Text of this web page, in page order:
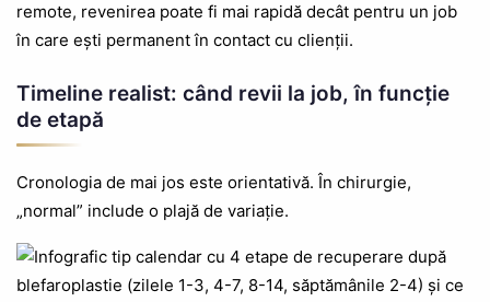
remote, revenirea poate fi mai rapidă decât pentru un job
în care ești permanent în contact cu clienții.
Timeline realist: când revii la job, în funcție
de etapă
Cronologia de mai jos este orientativă. În chirurgie,
„normal” include o plajă de variație.